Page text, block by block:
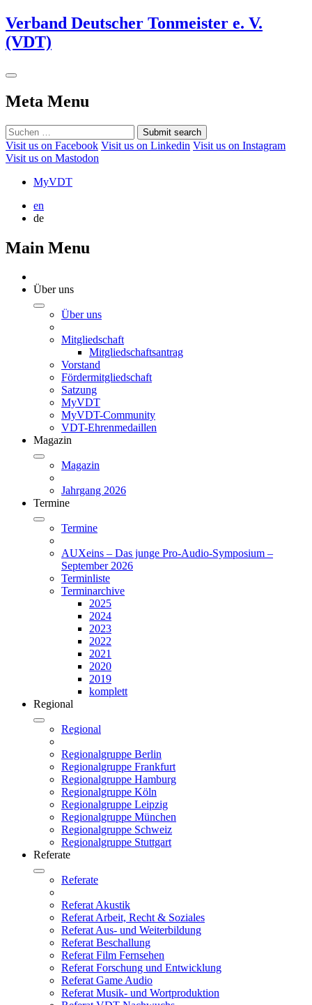
Verband Deutscher Tonmeister e. V.
(VDT)
Meta Menu
Submit search
Visit us on Facebook Visit us on Linkedin Visit us on Instagram
Visit us on Mastodon
MyVDT
en
de
Main Menu
Über uns
Über uns
Mitgliedschaft
Mitgliedschaftsantrag
Vorstand
Fördermitgliedschaft
Satzung
MyVDT
MyVDT-Community
VDT-Ehrenmedaillen
Magazin
Magazin
Jahrgang 2026
Termine
Termine
AUXeins – Das junge Pro-Audio-Symposium –
September 2026
Terminliste
Terminarchive
2025
2024
2023
2022
2021
2020
2019
komplett
Regional
Regional
Regionalgruppe Berlin
Regionalgruppe Frankfurt
Regionalgruppe Hamburg
Regionalgruppe Köln
Regionalgruppe Leipzig
Regionalgruppe München
Regionalgruppe Schweiz
Regionalgruppe Stuttgart
Referate
Referate
Referat Akustik
Referat Arbeit, Recht & Soziales
Referat Aus- und Weiterbildung
Referat Beschallung
Referat Film Fernsehen
Referat Forschung und Entwicklung
Referat Game Audio
Referat Musik- und Wortproduktion